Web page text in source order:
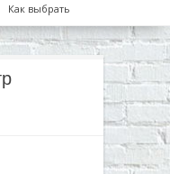
▼
Как выбрать